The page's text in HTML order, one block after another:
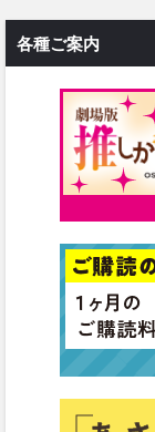
各種ご案内